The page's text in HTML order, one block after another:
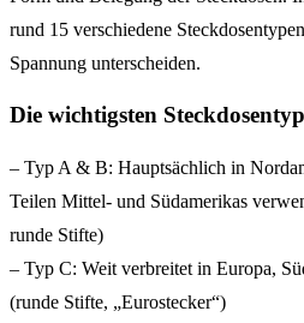
rund 15 verschiedene
Spannung unterscheiden.
Die wichtigsten
– Typ A & B: Hauptsächlich in
Teilen Mittel- und Südamerikas
runde Stifte)
– Typ C: Weit verbreitet in Europa,
(runde Stifte, „Eurostecker“)